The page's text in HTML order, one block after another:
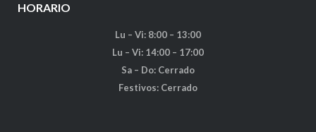
HORARIO
Lu – Vi: 8:00 – 13:00
Lu – Vi: 14:00 – 17:00
Sa – Do: Cerrado
Festivos: Cerrado